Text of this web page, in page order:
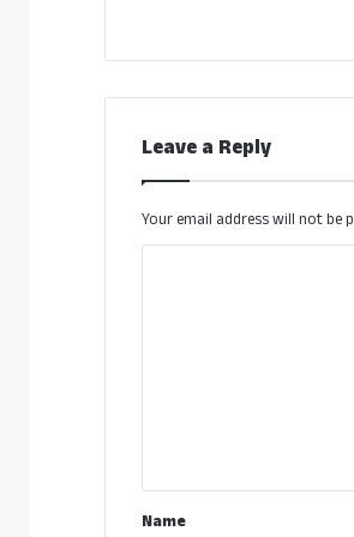
Leave a Reply
Your email address will not be
*Name